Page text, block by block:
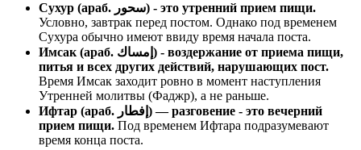
Сухур (араб. سحور) - это утренний прием пищи.
Условно, завтрак перед постом. Однако под временем
Сухура обычно имеют ввиду время начала поста.
Имсак (араб. إمساك) - воздержание от приема пищи,
питья и всех других действий, нарушающих пост.
Время Имсак заходит ровно в момент наступления
Утренней молитвы (Фаджр), а не раньше.
Ифтар (араб. إفطار) — разговение - это вечерний
прием пищи. Под временем Ифтара подразумевают
время конца поста.